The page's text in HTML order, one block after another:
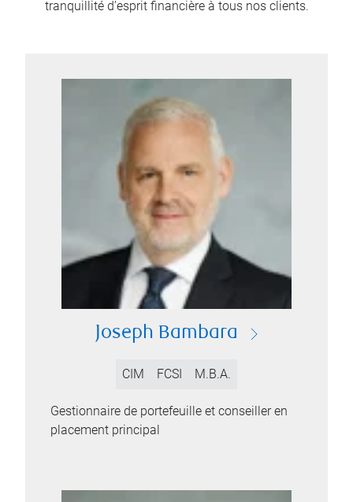
tranquillité d’esprit financière à tous nos clients.
Joseph Bambara
CIM FCSI M.B.A.
Gestionnaire de portefeuille et conseiller en
placement principal